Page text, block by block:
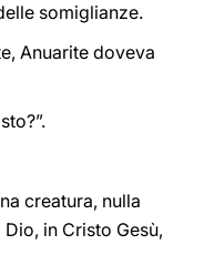
somiglianze.
Anuarite doveva
creatura, nulla
in Cristo Gesù,